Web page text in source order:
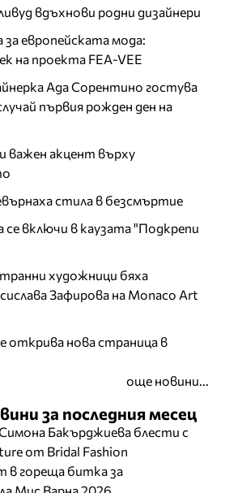
вдъхнови родни дизайнери
европейската мода:
на проекта FEA-VEE
Ада Сорентино гостува
първия рожден ден на
важен акцент върху
стила в безсмъртие
се включи в каузата "Подкрепи
художници бяха
Зафирова на Monaco Art
открива нова страница в
още новини...
за последния месец
Бакърджиева блести с
от Bridal Fashion
в гореща битка за